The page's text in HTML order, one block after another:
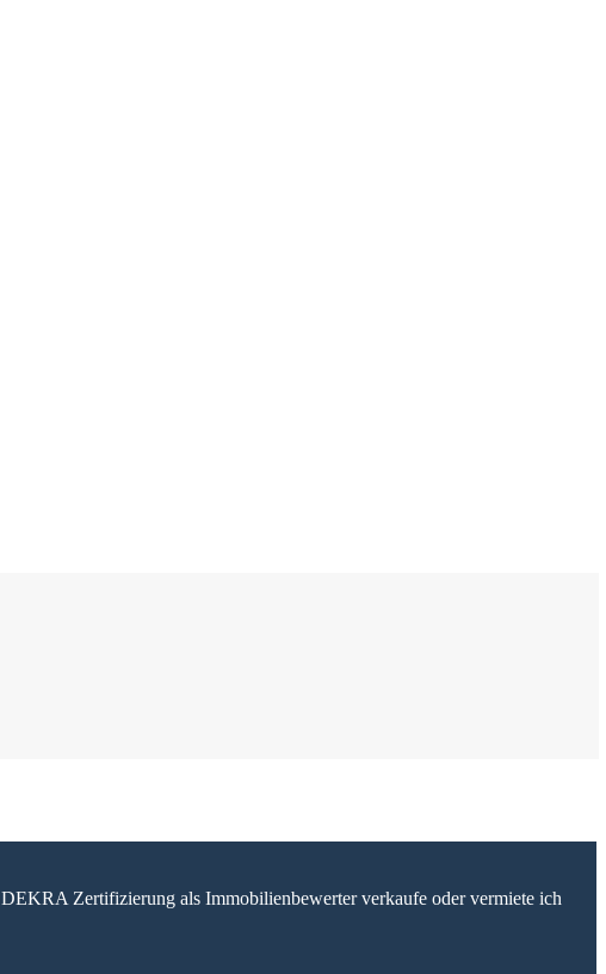
Zertifizierung als Immobilienbewerter verkaufe oder vermiete ich